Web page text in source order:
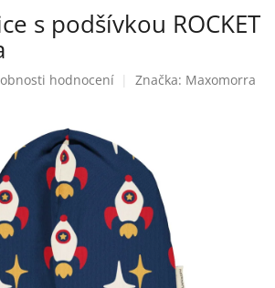
s podšívkou ROCKET
hodnocení Značka: Maxomorra